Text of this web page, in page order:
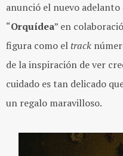
anunció el nuevo
“Orquídea” en
figura como el track
de la inspiración de ver
cuidado es tan delicado
un regalo maravilloso.